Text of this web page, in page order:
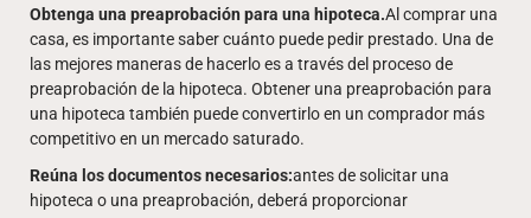
Obtenga una preaprobación para una hipoteca.Al comprar una
casa, es importante saber cuánto puede pedir prestado. Una de
las mejores maneras de hacerlo es a través del proceso de
preaprobación de la hipoteca. Obtener una preaprobación para
una hipoteca también puede convertirlo en un comprador más
competitivo en un mercado saturado.
Reúna los documentos necesarios:antes de solicitar una
hipoteca o una preaprobación, deberá proporcionar